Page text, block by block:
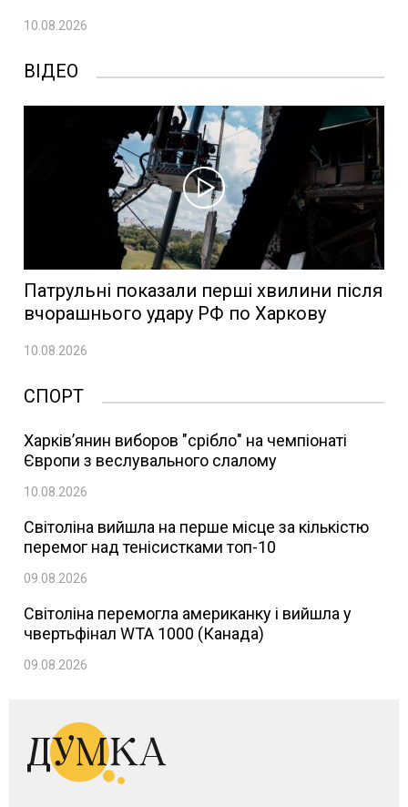
10.08.2026
ВІДЕО
Патрульні показали перші хвилини після
вчорашнього удару РФ по Харкову
10.08.2026
СПОРТ
Харків’янин виборов "срібло" на чемпіонаті
Європи з веслувального слалому
10.08.2026
Світоліна вийшла на перше місце за кількістю
перемог над тенісистками топ-10
09.08.2026
Світоліна перемогла американку і вийшла у
чвертьфінал WTA 1000 (Канада)
09.08.2026